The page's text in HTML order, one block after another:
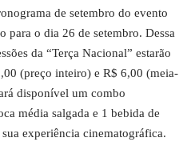
de setembro do evento
para o dia 26 de setembro. Dessa
da “Terça Nacional” estarão
(preço inteiro) e R$ 6,00 (meia-
disponível um combo
média salgada e 1 bebida de
experiência cinematográfica.